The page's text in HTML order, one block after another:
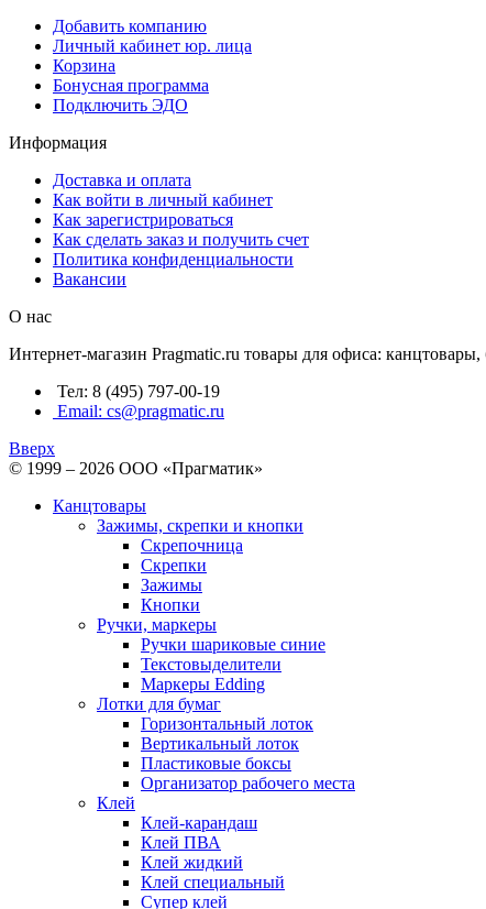
Добавить компанию
Личный кабинет юр. лица
Корзина
Бонусная программа
Подключить ЭДО
Информация
Доставка и оплата
Как войти в личный кабинет
Как зарегистрироваться
Как сделать заказ и получить счет
Политика конфиденциальности
Вакансии
О нас
Интернет-магазин Pragmatic.ru товары для офиса:
Тел: 8 (495) 797-00-19
Email: cs@pragmatic.ru
Вверх
© 1999 – 2026 ООО «Прагматик»
Канцтовары
Зажимы, скрепки и кнопки
Скрепочница
Скрепки
Зажимы
Кнопки
Ручки, маркеры
Ручки шариковые синие
Текстовыделители
Маркеры Edding
Лотки для бумаг
Горизонтальный лоток
Вертикальный лоток
Пластиковые боксы
Организатор рабочего места
Клей
Клей-карандаш
Клей ПВА
Клей жидкий
Клей специальный
Супер клей